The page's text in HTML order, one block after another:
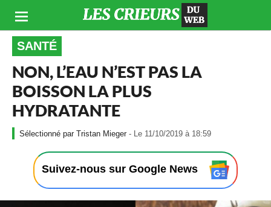
SANTÉ
NON, L’EAU N’EST PAS LA
BOISSON LA PLUS
HYDRATANTE
Tristan Mieger - Le 11/10/2019 à 18:59
1
1
/
1
Suivez-nous sur Google News